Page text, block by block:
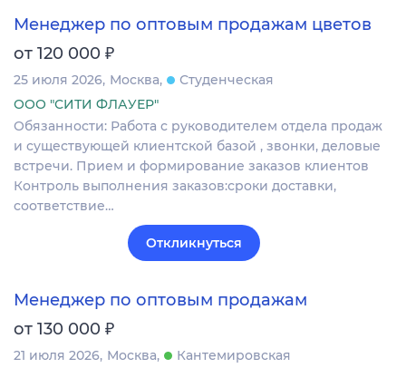
Менеджер по оптовым продажам цветов
от 120 000 ₽
25 июля 2026 Москва
Студенческая
ООО "СИТИ ФЛАУЕР"
Обязанности: Работа с руководителем отдела продаж
и существующей клиентской базой , звонки, деловые
встречи. Прием и формирование заказов клиентов
Контроль выполнения заказов:сроки доставки,
соответствие…
Откликнуться
Менеджер по оптовым продажам
от 130 000 ₽
21 июля 2026 Москва
Кантемировская